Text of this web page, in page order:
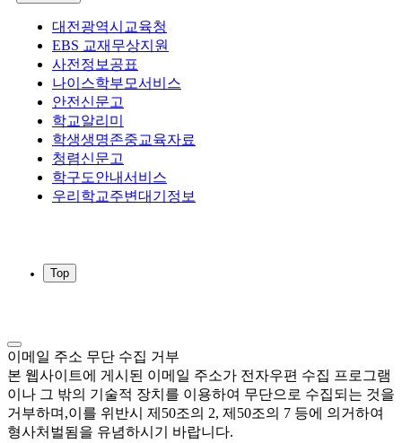
대전광역시교육청
EBS 교재무상지원
사전정보공표
나이스학부모서비스
안전신문고
학교알리미
학생생명존중교육자료
청렴신문고
학구도안내서비스
우리학교주변대기정보
Top
이메일 주소 무단 수집 거부
본 웹사이트에 게시된 이메일 주소가 전자우편 수집 프로그램
이나 그 밖의 기술적 장치를 이용하여 무단으로 수집되는 것을
거부하며,이를 위반시 제50조의 2, 제50조의 7 등에 의거하여
형사처벌됨을 유념하시기 바랍니다.